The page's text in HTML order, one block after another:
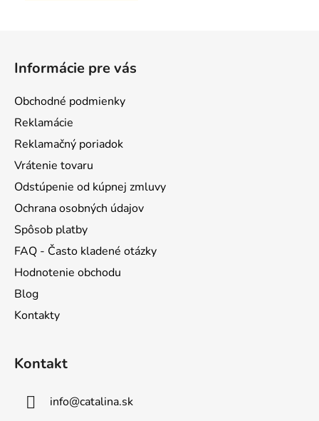
Informácie pre vás
Obchodné podmienky
Reklamácie
Reklamačný poriadok
Vrátenie tovaru
Odstúpenie od kúpnej zmluvy
Ochrana osobných údajov
Spôsob platby
FAQ - Často kladené otázky
Hodnotenie obchodu
Blog
Kontakty
Kontakt
info@catalina.sk